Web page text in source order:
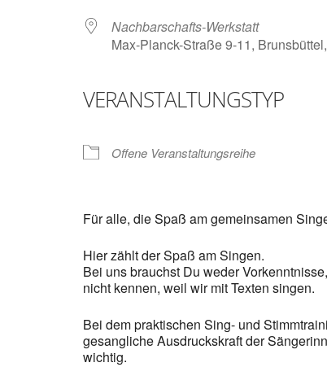
Nachbarschafts-Werkstatt
Max-Planck-Straße 9-11,
VERANSTALTUNGSTYP
Offene Veranstaltungsreihe
Für alle, die Spaß am gemeinsamen
Hier zählt der Spaß am Singen.
Bei uns brauchst Du weder
nicht kennen, weil wir mit Texten singen.
Bei dem praktischen Sing- und
gesangliche Ausdruckskraft der
wichtig.